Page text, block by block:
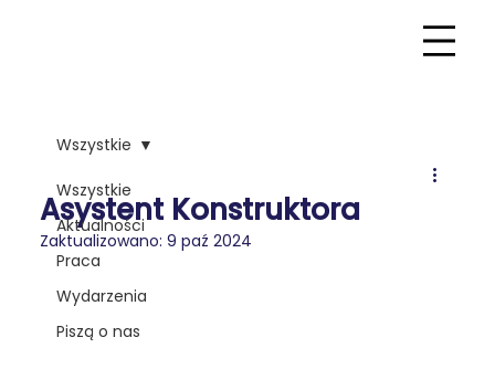
Wszystkie
Aktualności
Praca
Wydarzenia
Piszą o nas
Wszystkie
Asystent Konstruktora
Zaktualizowano: 9 paź 2024